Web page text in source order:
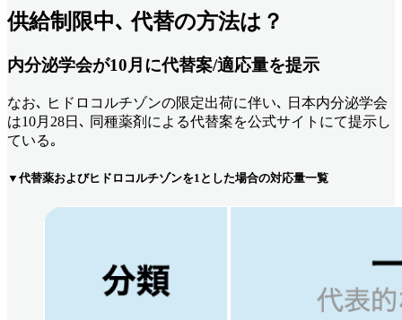
供給制限中､ 代替の方法は？
内分泌学会が10月に代替案/適応量を提示
なお､ ヒドロコルチゾンの限定出荷に伴い､ 日本内分泌学会
は10月28日､ 同種薬剤による代替案を公式サイトにて提示し
ている｡
▼代替薬およびヒドロコルチゾンを1とした場合の対応量一覧